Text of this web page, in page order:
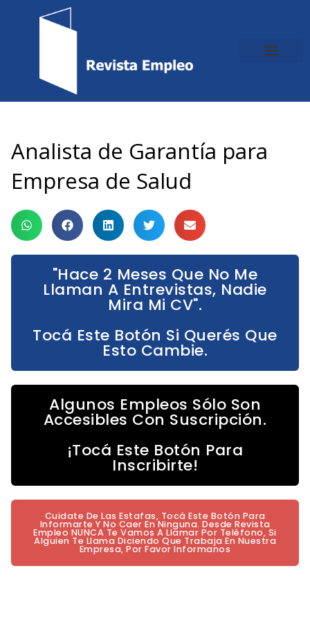
Analista de Garantía para
Empresa de Salud
"Hace 2 Meses Que No Me
Llaman A Entrevistas, Nadie
Mira Mi CV".
Tocá Este Botón Si Querés Que
Esto Cambie.
Algunos Empleos Sólo Son
Accesibles Con Suscripción.
¡Tocá Este Botón Para
Inscribirte!
Cuidate De Las Estafas, Tocá Este Botón Para
Informarte Y No Caer En Ninguna. Desde Revista
Empleo NUNCA Te Vamos A Llamar Por Teléfono, Si
Alguien Te Llama Diciendo Que Trabaja En Nuestra
Empresa, Por Favor Informanos